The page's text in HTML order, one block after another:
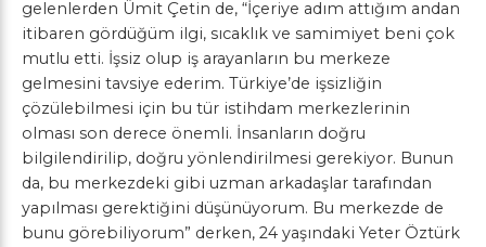
gelenlerden Ümit Çetin de, “İçeriye adım attığım andan
itibaren gördüğüm ilgi, sıcaklık ve samimiyet beni çok
mutlu etti. İşsiz olup iş arayanların bu merkeze
gelmesini tavsiye ederim. Türkiye’de işsizliğin
çözülebilmesi için bu tür istihdam merkezlerinin
olması son derece önemli. İnsanların doğru
bilgilendirilip, doğru yönlendirilmesi gerekiyor. Bunun
da, bu merkezdeki gibi uzman arkadaşlar tarafından
yapılması gerektiğini düşünüyorum. Bu merkezde de
bunu görebiliyorum” derken, 24 yaşındaki Yeter Öztürk